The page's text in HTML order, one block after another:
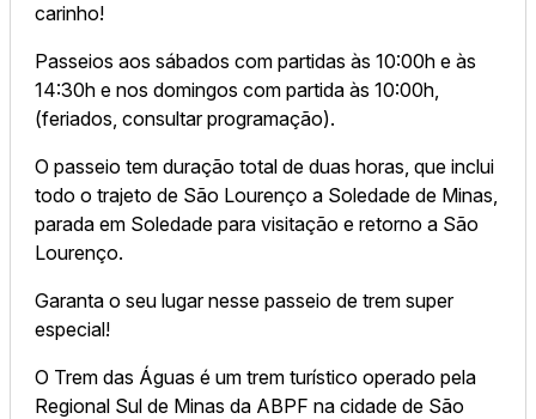
carinho!
Passeios aos sábados com partidas às 10:00h e às
14:30h e nos domingos com partida às 10:00h,
(feriados, consultar programação).
O passeio tem duração total de duas horas, que inclui
todo o trajeto de São Lourenço a Soledade de Minas,
parada em Soledade para visitação e retorno a São
Lourenço.
Garanta o seu lugar nesse passeio de trem super
especial!
O Trem das Águas é um trem turístico operado pela
Regional Sul de Minas da ABPF na cidade de São